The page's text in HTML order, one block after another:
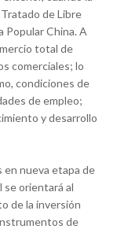
de Libre
Popular China. A
total de
comerciales; lo
condiciones de
de empleo;
y desarrollo
en nueva etapa de
se orientará al
de la inversión
de